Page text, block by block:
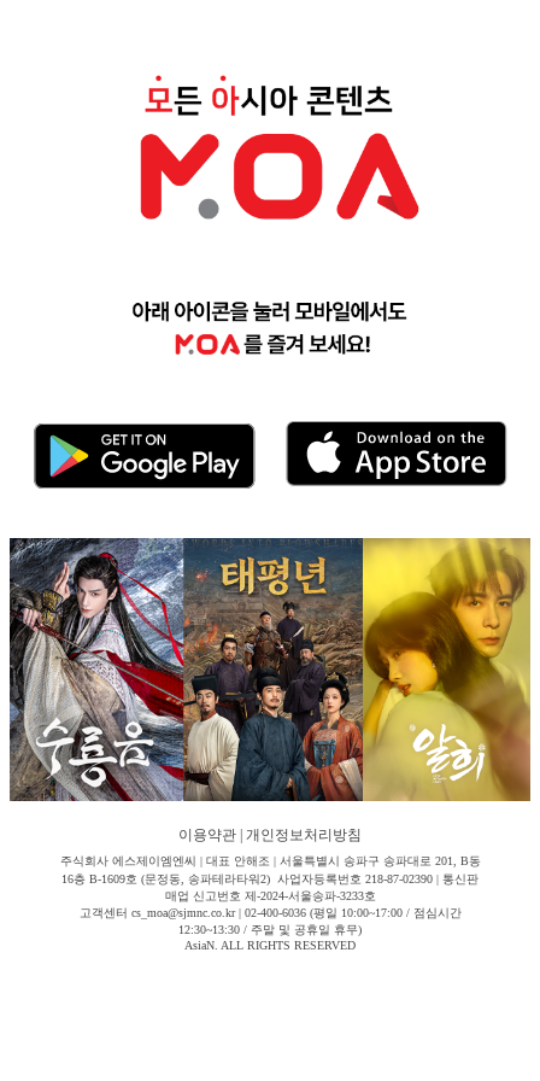
이용약관 개인정보처리방침
주식회사 에스제이엠엔씨 | 대표 안해조 | 서울특별시 송파구 송파대로 201, B동
16층 B-1609호 (문정동, 송파테라타워2) 사업자등록번호 218-87-02390 | 통신판
매업 신고번호 제-2024-서울송파-3233호
고객센터 cs_moa@sjmnc.co.kr | 02-400-6036 (평일 10:00~17:00 / 점심시간
12:30~13:30 / 주말 및 공휴일 휴무)
AsiaN. ALL RIGHTS RESERVED